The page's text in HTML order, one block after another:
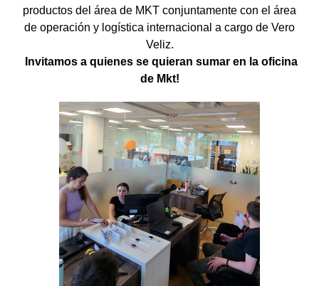
productos del área de MKT conjuntamente con el área
de operación y logística internacional a cargo de Vero
Veliz.
nvitamos a quienes se quieran sumar en la oficina
de Mkt!